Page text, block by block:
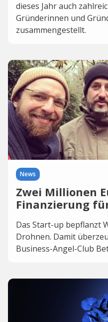
dieses Jahr auch
Gründerinnen und
zusammengestellt.
News
Zwei Millionen
Finanzierung
Das Start-up bepflanzt
Drohnen. Damit
Business-Angel-Club